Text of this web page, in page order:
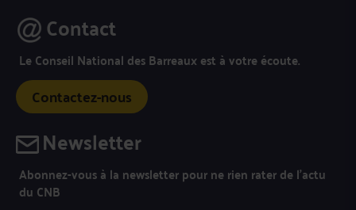
Contact
Le Conseil National des Barreaux est à votre écoute.
Contactez-nous
Newsletter
Abonnez-vous à la newsletter pour ne rien rater de l’actu
du CNB